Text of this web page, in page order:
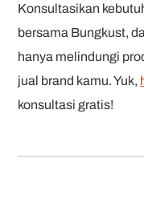
Konsultasikan
bersama Bungkust,
hanya melindungi
jual brand kamu. Yuk,
konsultasi gratis!